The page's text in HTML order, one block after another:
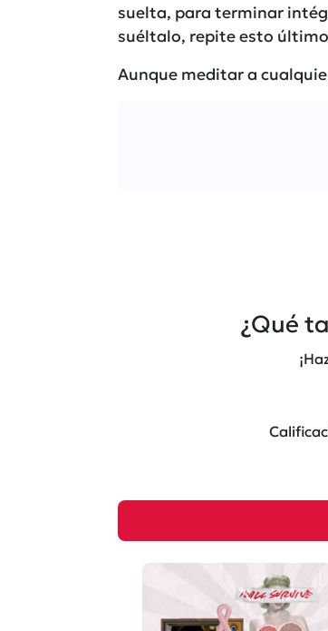
suelta, para terminar
suéltalo, repite esto último
Aunque meditar a
¿Qué